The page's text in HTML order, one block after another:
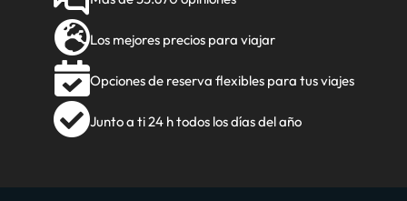
Los mejores precios para viajar
Opciones de reserva flexibles para tus viajes
Junto a ti 24 h todos los días del año